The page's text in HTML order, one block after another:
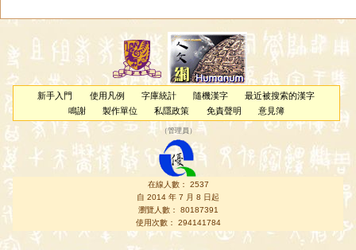
新手入門 使用凡例 字庫統計 隨機漢字
最近被搜索的漢字
鳴謝
製作單位 私隱政策 免責聲明 意見簿
（管理員 ）
在線人數： 2537
自 2014 年 7 月 8 日起
瀏覽人數： 80187391
使用次數： 294141784